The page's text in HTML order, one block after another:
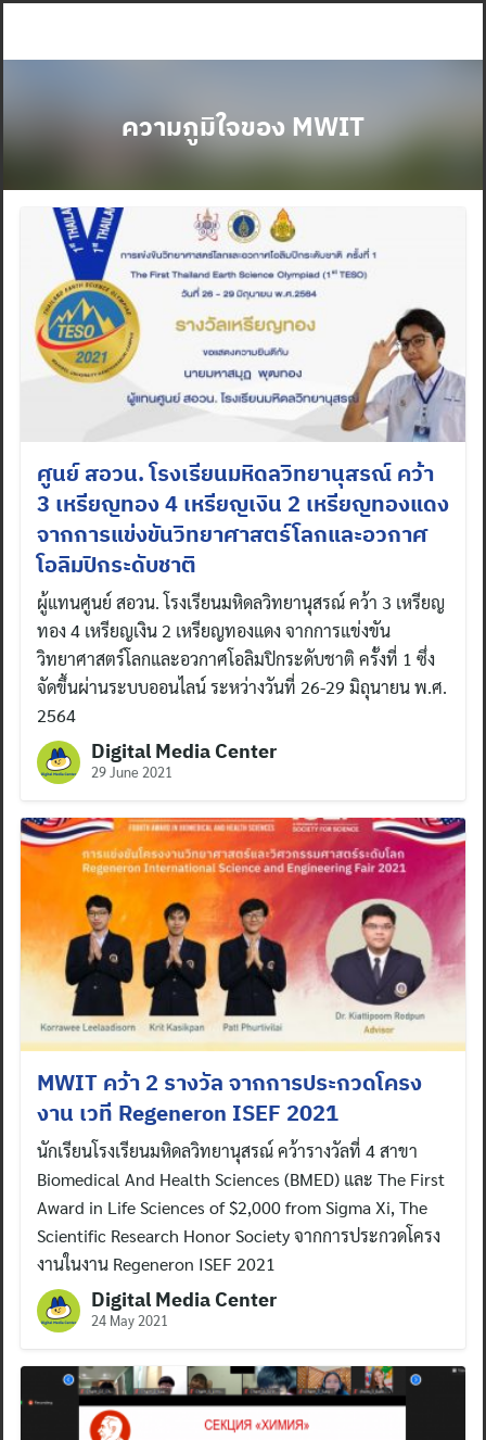
ความภูมิใจของ MWIT
ศูนย์ สอวน. โรงเรียนมหิดลวิทยานุสรณ์ คว้า
3 เหรียญทอง 4 เหรียญเงิน 2 เหรียญทองแดง
จากการแข่งขันวิทยาศาสตร์โลกและอวกาศ
โอลิมปิกระดับชาติ
ผู้แทนศูนย์ สอวน. โรงเรียนมหิดลวิทยานุสรณ์ คว้า 3 เหรียญ
ทอง 4 เหรียญเงิน 2 เหรียญทองแดง จากการแข่งขัน
วิทยาศาสตร์โลกและอวกาศโอลิมปิกระดับชาติ ครั้งที่ 1 ซึ่ง
จัดขึ้นผ่านระบบออนไลน์ ระหว่างวันที่ 26-29 มิถุนายน พ.ศ.
2564
Digital Media Center
29 June 2021
MWIT คว้า 2 รางวัล จากการประกวดโครง
งาน เวที Regeneron ISEF 2021
นักเรียนโรงเรียนมหิดลวิทยานุสรณ์ คว้ารางวัลที่ 4 สาขา
Biomedical And Health Sciences (BMED) และ The First
Award in Life Sciences of $2,000 from Sigma Xi, The
Scientific Research Honor Society จากการประกวดโครง
งานในงาน Regeneron ISEF 2021
Digital Media Center
24 May 2021